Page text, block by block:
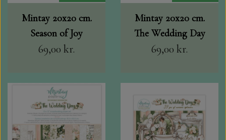
Mintay 20x20 cm.
Season of Joy
69,00 kr.
Mintay 20x20 cm.
The Wedding Day
69,00 kr.